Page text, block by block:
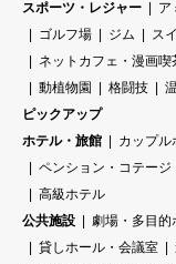
スポーツ・レジャー
ア
ゴルフ場
ジム ス
ネットカフェ・漫画喫
動植物園
格闘技
ピックアップ
ホテル・旅館
カップル
ペンション・コテージ
高級ホテル
公共施設
劇場・多目的
貸しホール・会議室